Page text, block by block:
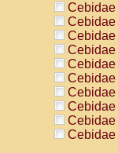
Cebidae
Cebidae
Cebidae
Cebidae
Cebidae
Cebidae
Cebidae
Cebidae
Cebidae
Cebidae